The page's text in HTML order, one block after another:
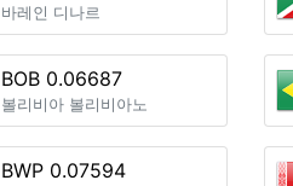
바레인 디나르
BOB 0.06687
볼리비아 볼리비아노
BWP 0.07594